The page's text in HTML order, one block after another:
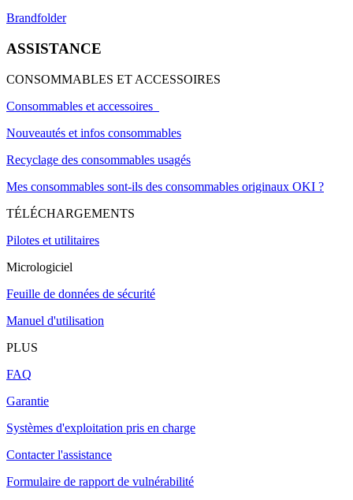
Brandfolder
ASSISTANCE
CONSOMMABLES ET ACCESSOIRES
Consommables et accessoires
Nouveautés et infos consommables
Recyclage des consommables usagés
Mes consommables sont-ils des consommables originaux OKI ?
TÉLÉCHARGEMENTS
Pilotes et utilitaires
Micrologiciel
Feuille de données de sécurité
Manuel d'utilisation
PLUS
FAQ
Garantie
Systèmes d'exploitation pris en charge
Contacter l'assistance
Formulaire de rapport de vulnérabilité